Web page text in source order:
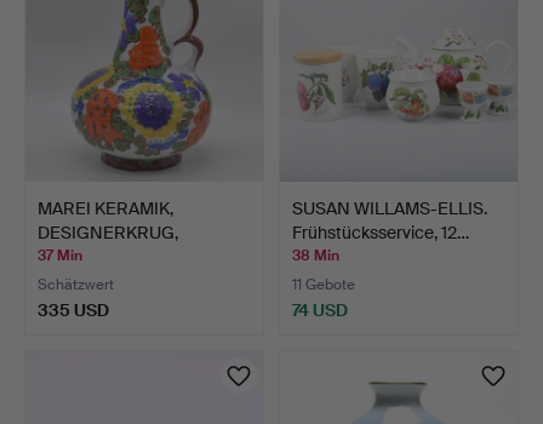
MAREI KERAMIK,
DESIGNERKRUG,
MODELLNR. 130…
37 Min
Schätzwert
335 USD
SUSAN WILLAMS-ELLIS.
Frühstücksservice, 12…
38 Min
11 Gebote
74 USD